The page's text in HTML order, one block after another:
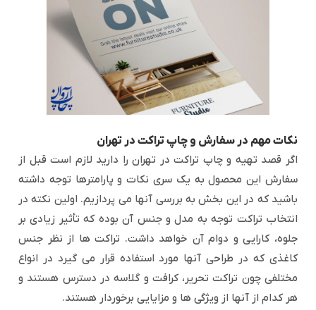
نکات مهم در سفارش و چاپ تراکت در تهران
اگر قصد تهیه و چاپ تراکت در تهران را دارید لازم است قبل از
سفارش این محصول به یک سری نکات و پارامترها توجه داشته
باشید که در این بخش به بررسی آنها می پردازیم. اولین نکته در
انتخاب تراکت توجه به مدل و جنس آن بوده که تأثیر زیادی بر
جلوه، کارایی و دوام آن خواهد داشت. تراکت ها از نظر جنس
کاغذی که در طراحی آنها مورد استفاده قرار می گیرد در انواع
مختلفی چون تراکت تحریر، کرافت و گلاسه در دسترس هستند و
هر کدام از آنها از ویژگی ها و مزایایی برخوردار هستند.